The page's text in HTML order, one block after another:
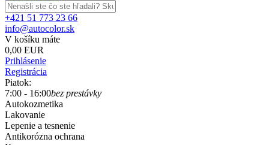
+421 51 773 23 66
info@autocolor.sk
V košíku máte
0,00 EUR
Prihlásenie
Registrácia
Piatok:
7:00 - 16:00bez prestávky
Autokozmetika
Lakovanie
Lepenie a tesnenie
Antikorózna ochrana